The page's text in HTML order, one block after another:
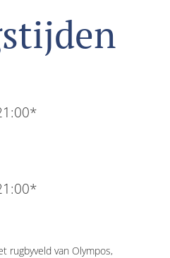
rugbyveld van Olympos,